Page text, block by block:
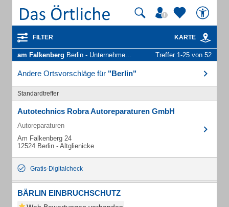
FILTER KARTE
am Falkenberg Berlin - Unternehmen und Personen Treffer 1-25 von 52
Andere Ortsvorschläge für "Berlin"
Standardtreffer
Autotechnics Robra Autoreparaturen GmbH
Autoreparaturen
Am Falkenberg 24
12524 Berlin - Altglienicke
Gratis-Digitalcheck
BÄRLIN EINBRUCHSCHUTZ